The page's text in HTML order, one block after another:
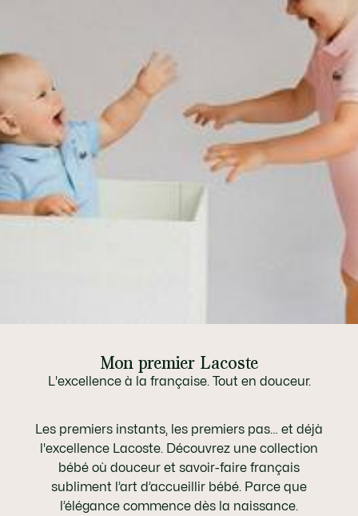
Mon premier Lacoste
L'excellence à la française. Tout en douceur.
Les premiers instants, les premiers pas… et déjà
l'excellence Lacoste. Découvrez une collection
bébé où douceur et savoir-faire français
subliment l’art d’accueillir bébé. Parce que
l’élégance commence dès la naissance.